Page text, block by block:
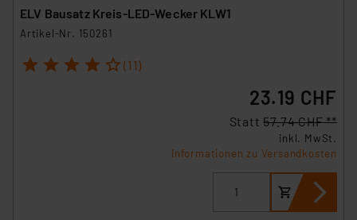
ELV Bausatz Kreis-LED-Wecker KLW1
Artikel-Nr. 150261
1 2 3 4 5 (11)
23.19 CHF
Statt57.74 CHF **
inkl. MwSt.
Informationen zu Versandkosten